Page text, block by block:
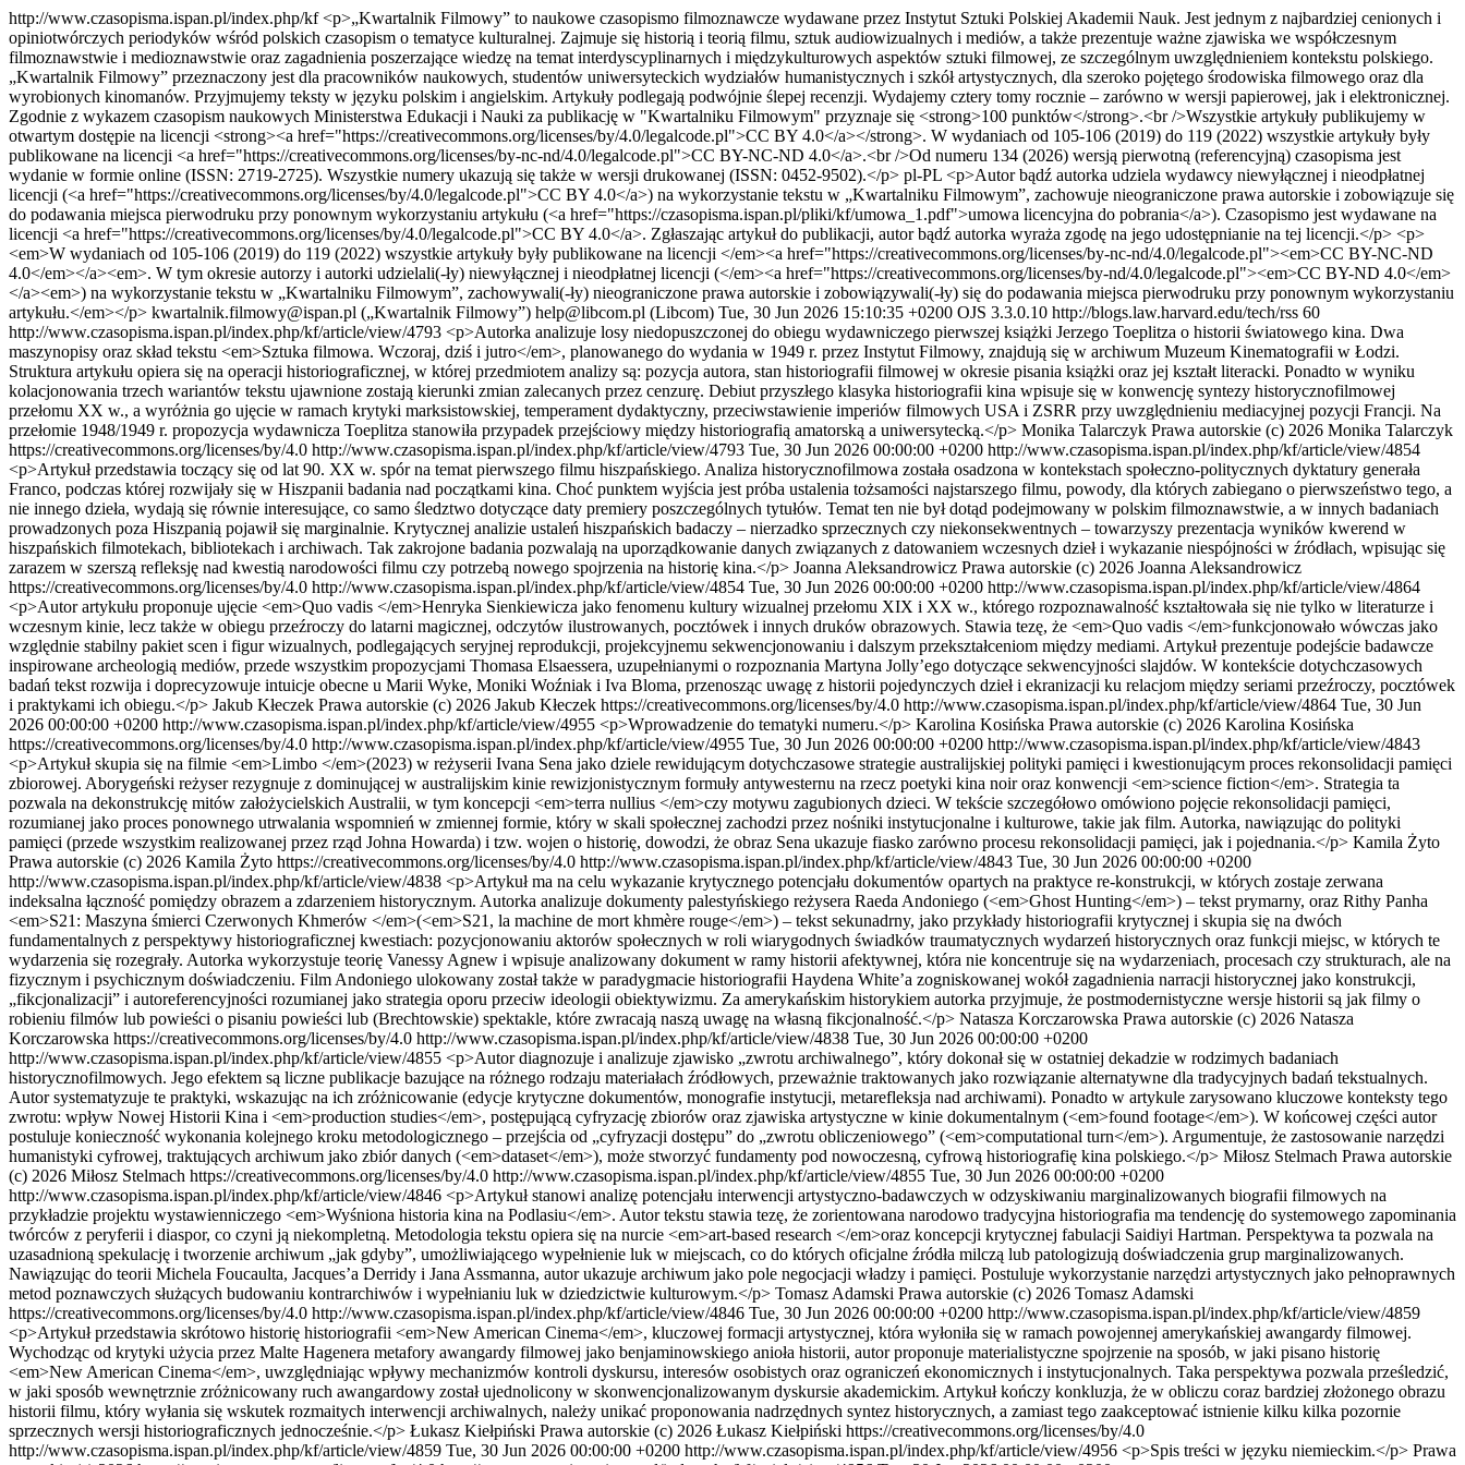
http://www.czasopisma.ispan.pl/index.php/kf<p>„Kwartalnik Filmowy” to naukowe czasopismo filmoznawcze wydawane przez Instytut Sztuki Polskiej Akademii Nauk. Jest jednym z najbardziej cenionych i
opiniotwórczych periodyków wśród polskich czasopism o tematyce kulturalnej. Zajmuje się historią i teorią filmu, sztuk audiowizualnych i mediów, a także prezentuje ważne zjawiska we współczesnym
filmoznawstwie i medioznawstwie oraz zagadnienia poszerzające wiedzę na temat interdyscyplinarnych i międzykulturowych aspektów sztuki filmowej, ze szczególnym uwzględnieniem kontekstu polskiego.
„Kwartalnik Filmowy” przeznaczony jest dla pracowników naukowych, studentów uniwersyteckich wydziałów humanistycznych i szkół artystycznych, dla szeroko pojętego środowiska filmowego oraz dla
wyrobionych kinomanów. Przyjmujemy teksty w języku polskim i angielskim. Artykuły podlegają podwójnie ślepej recenzji. Wydajemy cztery tomy rocznie – zarówno w wersji papierowej, jak i elektronicznej.
Zgodnie z wykazem czasopism naukowych Ministerstwa Edukacji i Nauki za publikację w "Kwartalniku Filmowym" przyznaje się <strong>100 punktów</strong>.<br />Wszystkie artykuły publikujemy w
otwartym dostępie na licencji <strong><a href="https://creativecommons.org/licenses/by/4.0/legalcode.pl">CC BY 4.0</a></strong>. W wydaniach od 105-106 (2019) do 119 (2022) wszystkie artykuły były
publikowane na licencji <a href="https://creativecommons.org/licenses/by-nc-nd/4.0/legalcode.pl">CC BY-NC-ND 4.0</a>.<br />Od numeru 134 (2026) wersją pierwotną (referencyjną) czasopisma jest
wydanie w formie online (ISSN: 2719-2725). Wszystkie numery ukazują się także w wersji drukowanej (ISSN: 0452-9502).</p> pl-PL <p>Autor bądź autorka udziela wydawcy niewyłącznej i nieodpłatnej
licencji (<a href="https://creativecommons.org/licenses/by/4.0/legalcode.pl">CC BY 4.0</a>) na wykorzystanie tekstu w „Kwartalniku Filmowym”, zachowuje nieograniczone prawa autorskie i zobowiązuje się
do podawania miejsca pierwodruku przy ponownym wykorzystaniu artykułu (<a href="https://czasopisma.ispan.pl/pliki/kf/umowa_1.pdf">umowa licencyjna do pobrania</a>). Czasopismo jest wydawane na
licencji <a href="https://creativecommons.org/licenses/by/4.0/legalcode.pl">CC BY 4.0</a>. Zgłaszając artykuł do publikacji, autor bądź autorka wyraża zgodę na jego udostępnianie na tej licencji.</p> <p>
<em>W wydaniach od 105-106 (2019) do 119 (2022) wszystkie artykuły były publikowane na licencji </em><a href="https://creativecommons.org/licenses/by-nc-nd/4.0/legalcode.pl"><em>CC BY-NC-ND
4.0</em></a><em>. W tym okresie autorzy i autorki udzielali(-ły) niewyłącznej i nieodpłatnej licencji (</em><a href="https://creativecommons.org/licenses/by-nd/4.0/legalcode.pl"><em>CC BY-ND 4.0</em>
</a><em>) na wykorzystanie tekstu w „Kwartalniku Filmowym”, zachowywali(-ły) nieograniczone prawa autorskie i zobowiązywali(-ły) się do podawania miejsca pierwodruku przy ponownym wykorzystaniu
artykułu.</em></p> kwartalnik.filmowy@ispan.pl („Kwartalnik Filmowy”) help@libcom.pl (Libcom) Tue, 30 Jun 2026 15:10:35 +0200 OJS 3.3.0.10 http://blogs.law.harvard.edu/tech/rss 60
http://www.czasopisma.ispan.pl/index.php/kf/article/view/4793 <p>Autorka analizuje losy niedopuszczonej do obiegu wydawniczego pierwszej książki Jerzego Toeplitza o historii światowego kina. Dwa
maszynopisy oraz skład tekstu <em>Sztuka filmowa. Wczoraj, dziś i jutro</em>, planowanego do wydania w 1949 r. przez Instytut Filmowy, znajdują się w archiwum Muzeum Kinematografii w Łodzi.
Struktura artykułu opiera się na operacji historiograficznej, w której przedmiotem analizy są: pozycja autora, stan historiografii filmowej w okresie pisania książki oraz jej kształt literacki. Ponadto w wyniku
kolacjonowania trzech wariantów tekstu ujawnione zostają kierunki zmian zalecanych przez cenzurę. Debiut przyszłego klasyka historiografii kina wpisuje się w konwencję syntezy historycznofilmowej
przełomu XX w., a wyróżnia go ujęcie w ramach krytyki marksistowskiej, temperament dydaktyczny, przeciwstawienie imperiów filmowych USA i ZSRR przy uwzględnieniu mediacyjnej pozycji Francji. Na
przełomie 1948/1949 r. propozycja wydawnicza Toeplitza stanowiła przypadek przejściowy między historiografią amatorską a uniwersytecką.</p> Monika Talarczyk Prawa autorskie (c) 2026 Monika Talarczyk
https://creativecommons.org/licenses/by/4.0 http://www.czasopisma.ispan.pl/index.php/kf/article/view/4793 Tue, 30 Jun 2026 00:00:00 +0200 http://www.czasopisma.ispan.pl/index.php/kf/article/view/4854
<p>Artykuł przedstawia toczący się od lat 90. XX w. spór na temat pierwszego filmu hiszpańskiego. Analiza historycznofilmowa została osadzona w kontekstach społeczno-politycznych dyktatury generała
Franco, podczas której rozwijały się w Hiszpanii badania nad początkami kina. Choć punktem wyjścia jest próba ustalenia tożsamości najstarszego filmu, powody, dla których zabiegano o pierwszeństwo tego, a
nie innego dzieła, wydają się równie interesujące, co samo śledztwo dotyczące daty premiery poszczególnych tytułów. Temat ten nie był dotąd podejmowany w polskim filmoznawstwie, a w innych badaniach
prowadzonych poza Hiszpanią pojawił się marginalnie. Krytycznej analizie ustaleń hiszpańskich badaczy – nierzadko sprzecznych czy niekonsekwentnych – towarzyszy prezentacja wyników kwerend w
hiszpańskich filmotekach, bibliotekach i archiwach. Tak zakrojone badania pozwalają na uporządkowanie danych związanych z datowaniem wczesnych dzieł i wykazanie niespójności w źródłach, wpisując się
zarazem w szerszą refleksję nad kwestią narodowości filmu czy potrzebą nowego spojrzenia na historię kina.</p> Joanna Aleksandrowicz Prawa autorskie (c) 2026 Joanna Aleksandrowicz
https://creativecommons.org/licenses/by/4.0 http://www.czasopisma.ispan.pl/index.php/kf/article/view/4854 Tue, 30 Jun 2026 00:00:00 +0200 http://www.czasopisma.ispan.pl/index.php/kf/article/view/4864
<p>Autor artykułu proponuje ujęcie <em>Quo vadis </em>Henryka Sienkiewicza jako fenomenu kultury wizualnej przełomu XIX i XX w., którego rozpoznawalność kształtowała się nie tylko w literaturze i
wczesnym kinie, lecz także w obiegu przeźroczy do latarni magicznej, odczytów ilustrowanych, pocztówek i innych druków obrazowych. Stawia tezę, że <em>Quo vadis </em>funkcjonowało wówczas jako
względnie stabilny pakiet scen i figur wizualnych, podlegających seryjnej reprodukcji, projekcyjnemu sekwencjonowaniu i dalszym przekształceniom między mediami. Artykuł prezentuje podejście badawcze
inspirowane archeologią mediów, przede wszystkim propozycjami Thomasa Elsaessera, uzupełnianymi o rozpoznania Martyna Jolly’ego dotyczące sekwencyjności slajdów. W kontekście dotychczasowych
badań tekst rozwija i doprecyzowuje intuicje obecne u Marii Wyke, Moniki Woźniak i Iva Bloma, przenosząc uwagę z historii pojedynczych dzieł i ekranizacji ku relacjom między seriami przeźroczy, pocztówek
i praktykami ich obiegu.</p> Jakub Kłeczek Prawa autorskie (c) 2026 Jakub Kłeczek https://creativecommons.org/licenses/by/4.0 http://www.czasopisma.ispan.pl/index.php/kf/article/view/4864 Tue, 30 Jun
2026 00:00:00 +0200 http://www.czasopisma.ispan.pl/index.php/kf/article/view/4955 <p>Wprowadzenie do tematyki numeru.</p> Karolina Kosińska Prawa autorskie (c) 2026 Karolina Kosińska
https://creativecommons.org/licenses/by/4.0 http://www.czasopisma.ispan.pl/index.php/kf/article/view/4955 Tue, 30 Jun 2026 00:00:00 +0200 http://www.czasopisma.ispan.pl/index.php/kf/article/view/4843
<p>Artykuł skupia się na filmie <em>Limbo </em>(2023) w reżyserii Ivana Sena jako dziele rewidującym dotychczasowe strategie australijskiej polityki pamięci i kwestionującym proces rekonsolidacji pamięci
zbiorowej. Aborygeński reżyser rezygnuje z dominującej w australijskim kinie rewizjonistycznym formuły antywesternu na rzecz poetyki kina noir oraz konwencji <em>science fiction</em>. Strategia ta
pozwala na dekonstrukcję mitów założycielskich Australii, w tym koncepcji <em>terra nullius </em>czy motywu zagubionych dzieci. W tekście szczegółowo omówiono pojęcie rekonsolidacji pamięci,
rozumianej jako proces ponownego utrwalania wspomnień w zmiennej formie, który w skali społecznej zachodzi przez nośniki instytucjonalne i kulturowe, takie jak film. Autorka, nawiązując do polityki
pamięci (przede wszystkim realizowanej przez rząd Johna Howarda) i tzw. wojen o historię, dowodzi, że obraz Sena ukazuje fiasko zarówno procesu rekonsolidacji pamięci, jak i pojednania.</p> Kamila Żyto
Prawa autorskie (c) 2026 Kamila Żyto https://creativecommons.org/licenses/by/4.0 http://www.czasopisma.ispan.pl/index.php/kf/article/view/4843 Tue, 30 Jun 2026 00:00:00 +0200
http://www.czasopisma.ispan.pl/index.php/kf/article/view/4838 <p>Artykuł ma na celu wykazanie krytycznego potencjału dokumentów opartych na praktyce re-konstrukcji, w których zostaje zerwana
indeksalna łączność pomiędzy obrazem a zdarzeniem historycznym. Autorka analizuje dokumenty palestyńskiego reżysera Raeda Andoniego (<em>Ghost Hunting</em>) – tekst prymarny, oraz Rithy Panha
<em>S21: Maszyna śmierci Czerwonych Khmerów </em>(<em>S21, la machine de mort khmère rouge</em>) – tekst sekunadrny, jako przykłady historiografii krytycznej i skupia się na dwóch
fundamentalnych z perspektywy historiograficznej kwestiach: pozycjonowaniu aktorów społecznych w roli wiarygodnych świadków traumatycznych wydarzeń historycznych oraz funkcji miejsc, w których te
wydarzenia się rozegrały. Autorka wykorzystuje teorię Vanessy Agnew i wpisuje analizowany dokument w ramy historii afektywnej, która nie koncentruje się na wydarzeniach, procesach czy strukturach, ale na
fizycznym i psychicznym doświadczeniu. Film Andoniego ulokowany został także w paradygmacie historiografii Haydena White’a zogniskowanej wokół zagadnienia narracji historycznej jako konstrukcji,
„fikcjonalizacji” i autoreferencyjności rozumianej jako strategia oporu przeciw ideologii obiektywizmu. Za amerykańskim historykiem autorka przyjmuje, że postmodernistyczne wersje historii są jak filmy o
robieniu filmów lub powieści o pisaniu powieści lub (Brechtowskie) spektakle, które zwracają naszą uwagę na własną fikcjonalność.</p> Natasza Korczarowska Prawa autorskie (c) 2026 Natasza
Korczarowska https://creativecommons.org/licenses/by/4.0 http://www.czasopisma.ispan.pl/index.php/kf/article/view/4838 Tue, 30 Jun 2026 00:00:00 +0200
http://www.czasopisma.ispan.pl/index.php/kf/article/view/4855 <p>Autor diagnozuje i analizuje zjawisko „zwrotu archiwalnego”, który dokonał się w ostatniej dekadzie w rodzimych badaniach
historycznofilmowych. Jego efektem są liczne publikacje bazujące na różnego rodzaju materiałach źródłowych, przeważnie traktowanych jako rozwiązanie alternatywne dla tradycyjnych badań tekstualnych.
Autor systematyzuje te praktyki, wskazując na ich zróżnicowanie (edycje krytyczne dokumentów, monografie instytucji, metarefleksja nad archiwami). Ponadto w artykule zarysowano kluczowe konteksty tego
zwrotu: wpływ Nowej Historii Kina i <em>production studies</em>, postępującą cyfryzację zbiorów oraz zjawiska artystyczne w kinie dokumentalnym (<em>found footage</em>). W końcowej części autor
postuluje konieczność wykonania kolejnego kroku metodologicznego – przejścia od „cyfryzacji dostępu” do „zwrotu obliczeniowego” (<em>computational turn</em>). Argumentuje, że zastosowanie narzędzi
humanistyki cyfrowej, traktujących archiwum jako zbiór danych (<em>dataset</em>), może stworzyć fundamenty pod nowoczesną, cyfrową historiografię kina polskiego.</p> Miłosz Stelmach Prawa autorskie
(c) 2026 Miłosz Stelmach https://creativecommons.org/licenses/by/4.0 http://www.czasopisma.ispan.pl/index.php/kf/article/view/4855 Tue, 30 Jun 2026 00:00:00 +0200
http://www.czasopisma.ispan.pl/index.php/kf/article/view/4846 <p>Artykuł stanowi analizę potencjału interwencji artystyczno-badawczych w odzyskiwaniu marginalizowanych biografii filmowych na
przykładzie projektu wystawienniczego <em>Wyśniona historia kina na Podlasiu</em>. Autor tekstu stawia tezę, że zorientowana narodowo tradycyjna historiografia ma tendencję do systemowego zapominania
twórców z peryferii i diaspor, co czyni ją niekompletną. Metodologia tekstu opiera się na nurcie <em>art-based research </em>oraz koncepcji krytycznej fabulacji Saidiyi Hartman. Perspektywa ta pozwala na
uzasadnioną spekulację i tworzenie archiwum „jak gdyby”, umożliwiającego wypełnienie luk w miejscach, co do których oficjalne źródła milczą lub patologizują doświadczenia grup marginalizowanych.
Nawiązując do teorii Michela Foucaulta, Jacques’a Derridy i Jana Assmanna, autor ukazuje archiwum jako pole negocjacji władzy i pamięci. Postuluje wykorzystanie narzędzi artystycznych jako pełnoprawnych
metod poznawczych służących budowaniu kontrarchiwów i wypełnianiu luk w dziedzictwie kulturowym.</p> Tomasz Adamski Prawa autorskie (c) 2026 Tomasz Adamski
https://creativecommons.org/licenses/by/4.0 http://www.czasopisma.ispan.pl/index.php/kf/article/view/4846 Tue, 30 Jun 2026 00:00:00 +0200 http://www.czasopisma.ispan.pl/index.php/kf/article/view/4859
<p>Artykuł przedstawia skrótowo historię historiografii <em>New American Cinema</em>, kluczowej formacji artystycznej, która wyłoniła się w ramach powojennej amerykańskiej awangardy filmowej.
Wychodząc od krytyki użycia przez Malte Hagenera metafory awangardy filmowej jako benjaminowskiego anioła historii, autor proponuje materialistyczne spojrzenie na sposób, w jaki pisano historię
<em>New American Cinema</em>, uwzględniając wpływy mechanizmów kontroli dyskursu, interesów osobistych oraz ograniczeń ekonomicznych i instytucjonalnych. Taka perspektywa pozwala prześledzić,
w jaki sposób wewnętrznie zróżnicowany ruch awangardowy został ujednolicony w skonwencjonalizowanym dyskursie akademickim. Artykuł kończy konkluzja, że w obliczu coraz bardziej złożonego obrazu
historii filmu, który wyłania się wskutek rozmaitych interwencji archiwalnych, należy unikać proponowania nadrzędnych syntez historycznych, a zamiast tego zaakceptować istnienie kilku kilka pozornie
sprzecznych wersji historiograficznych jednocześnie.</p> Łukasz Kiełpiński Prawa autorskie (c) 2026 Łukasz Kiełpiński https://creativecommons.org/licenses/by/4.0
http://www.czasopisma.ispan.pl/index.php/kf/article/view/4859 Tue, 30 Jun 2026 00:00:00 +0200 http://www.czasopisma.ispan.pl/index.php/kf/article/view/4956 <p>Spis treści w języku niemieckim.</p> Prawa